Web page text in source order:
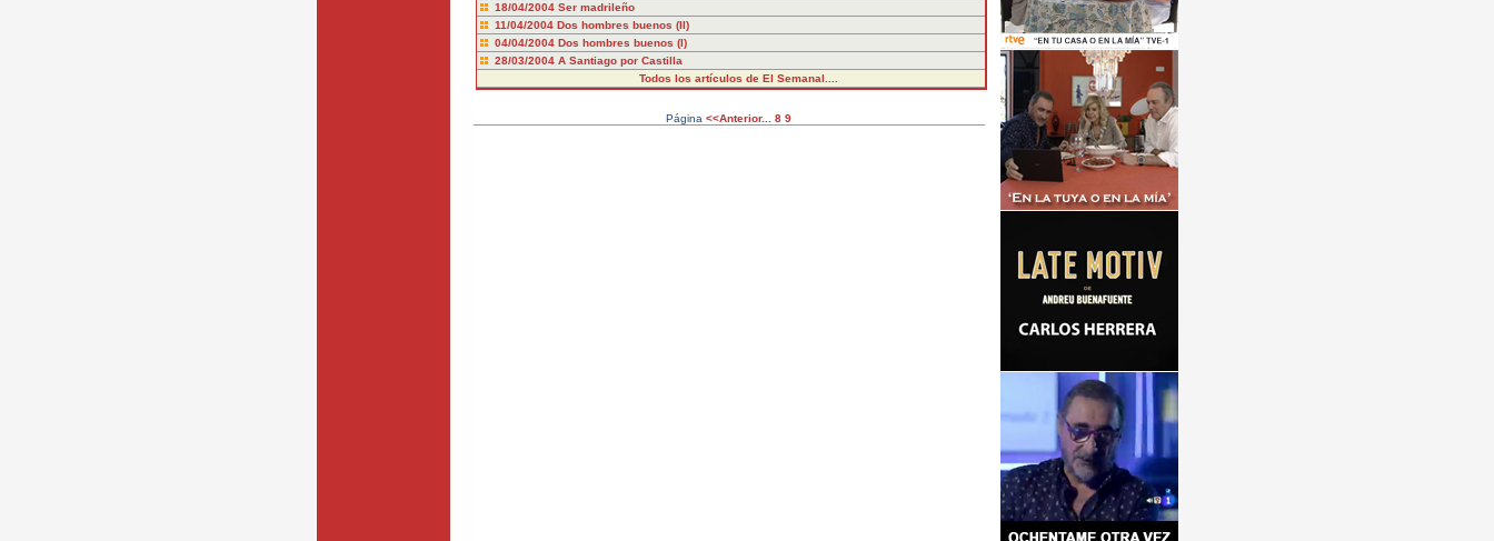
18/04/2004 Ser madrileño
11/04/2004 Dos hombres buenos (II)
04/04/2004 Dos hombres buenos (I)
28/03/2004 A Santiago por Castilla
Todos los artículos de El Semanal....
Página <<Anterior... 8 9